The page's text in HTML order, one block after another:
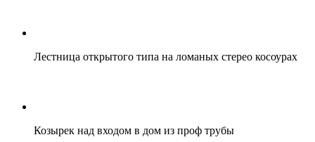
Лестница открытого типа на ломаных стерео косоурах
Козырек над входом в дом из проф трубы